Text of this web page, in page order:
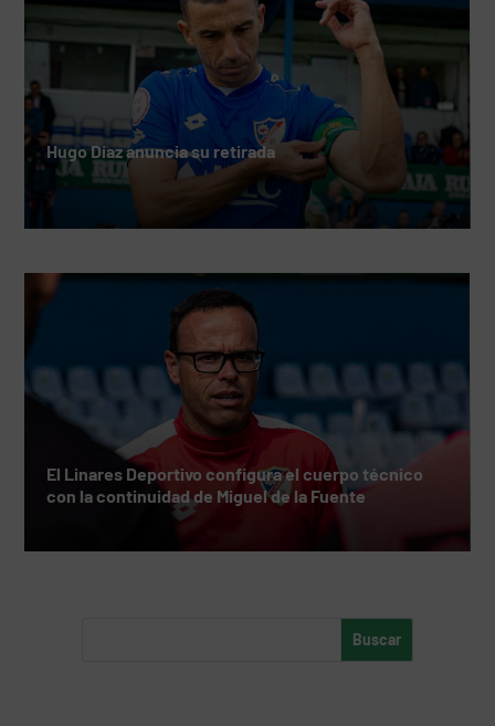
Hugo Díaz anuncia su retirada
El Linares Deportivo configura el cuerpo técnico
con la continuidad de Miguel de la Fuente